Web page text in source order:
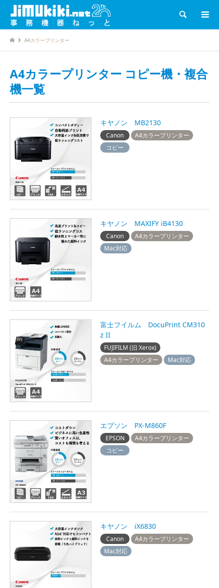
検索
A4カラープリンター
A4カラープリンター コピー機・複合
機一覧
キヤノン MB2130
Canon
A4カラープリンター
コピー
キヤノン MAXIFY iB4130
Canon
A4カラープリンター
Mac対応
富士フイルム DocuPrint CM310
z II
FUJIFILM (旧 Xerox)
A4カラープリンター
Mac対応
エプソン PX-M860F
EPSON
A4カラープリンター
コピー
キヤノン iX6830
Canon
A4カラープリンター
Mac対応